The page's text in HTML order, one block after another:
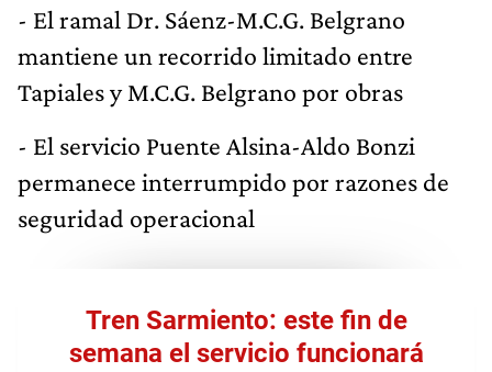
- El ramal Dr. Sáenz-M.C.G. Belgrano
mantiene un recorrido limitado entre
Tapiales y M.C.G. Belgrano por obras
- El servicio Puente Alsina-Aldo Bonzi
permanece interrumpido por razones de
seguridad operacional
Tren Sarmiento: este fin de
semana el servicio funcionará